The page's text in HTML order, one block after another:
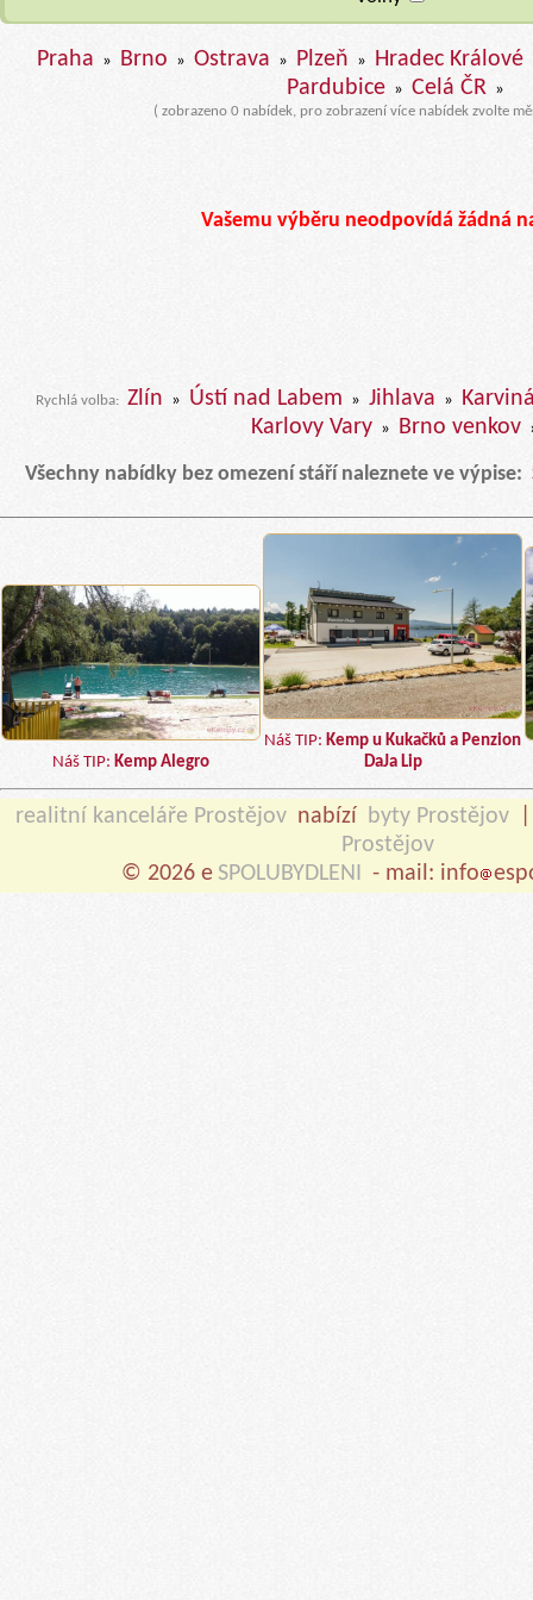
Praha » Brno » Ostrava » Plzeň » Hradec Králové
Pardubice » Celá ČR »
( zobrazeno 0 nabídek, pro zobrazení více nabídek zvolte
Vašemu výběru neodpovídá žádná
Rychlá volba: Zlín » Ústí nad Labem » Jihlava »
Karlovy Vary » Brno venkov
Všechny nabídky bez omezení stáří naleznete ve výpise:
Náš TIP:Kemp Alegro
Náš TIP: Kemp u Kukačků a Penzion
DaJa Lip
realitní kanceláře Prostějov nabízí byty Prostějov
Prostějov
© 2026 e SPOLUBYDLENI - mail: info